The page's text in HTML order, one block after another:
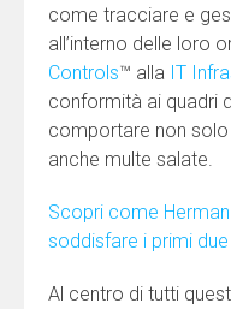
come tracciare e
all’interno delle loro
Controls™ alla IT
conformità ai quadri
comportare non
anche multe salate.
Scopri come
soddisfare i primi
Al centro di tutti